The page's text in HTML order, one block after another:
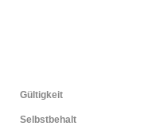
Gültigkeit
Selbstbehalt